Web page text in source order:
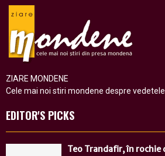
ZIARE MONDENE
Cele mai noi stiri mondene despre
EDITOR'S PICKS
Teo Trandafir, în rochie